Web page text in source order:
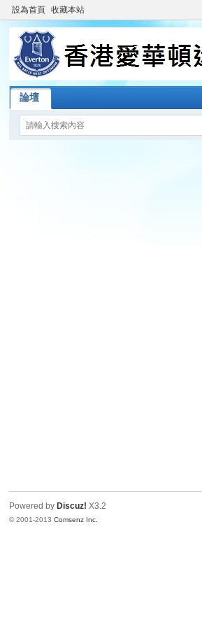
設為首頁 收藏本站
論壇
Powered by Discuz! X3.2
© 2001-2013Comsenz Inc.